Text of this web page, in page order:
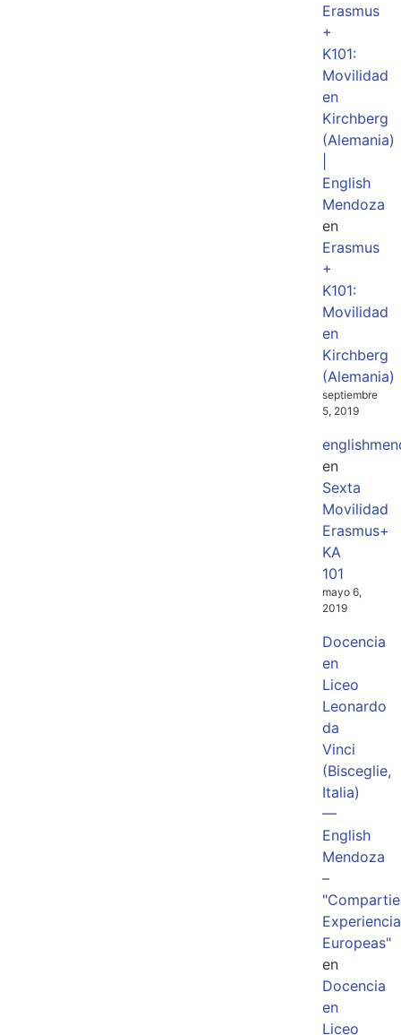
Erasmus
+
K101:
Movilidad
en
Kirchberg
(Alemania)
English
Mendoza
en
Erasmus
+
K101:
Movilidad
en
Kirchberg
(Alemania)
septiembre
5, 2019
en
Sexta
Movilidad
Erasmus+
KA
101
mayo 6,
2019
Docencia
en
Liceo
Leonardo
da
Vinci
(Bisceglie,
Italia)
—
English
Mendoza
–
Europeas"
en
Docencia
en
Liceo